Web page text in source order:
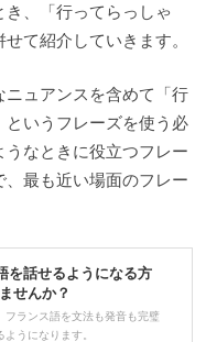
、「行ってらっしゃ
て紹介していきます。
ュアンスを含めて「行
いうフレーズを使う必
なときに役立つフレー
最も近い場面のフレー
を話せるようになる方
せんか？
フランス語を文法も発音も完璧
うになります。